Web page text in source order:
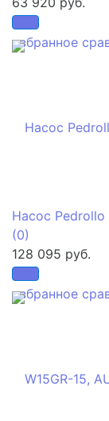
избранное
избранное
Насос Pedrollo
(0)
128 095 руб.